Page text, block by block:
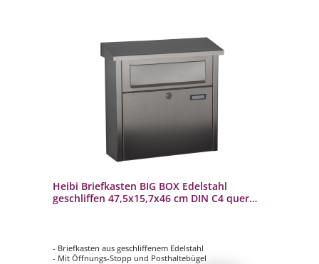
Heibi Briefkasten BIG BOX Edelstahl
geschliffen 47,5x15,7x46 cm DIN C4 quer
- Briefkasten aus geschliffenem Edelstahl
- Mit Öffnungs-Stopp und Posthaltebügel